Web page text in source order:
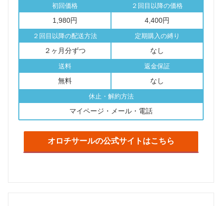
初回価格
1,980円
２回目以降の価格
4,400円
２回目以降の配送方法
２ヶ月分ずつ
定期購入の縛り
なし
送料
無料
返金保証
なし
休止・解約方法
マイページ・メール・電話
オロチサールの公式サイトはこちら